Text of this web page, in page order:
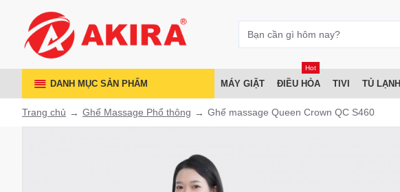
DANH MỤC SẢN PHẨM MÁY GIẶT ĐIỀU HÒA
Hot
TIVI TỦ LẠNH
Trang chủ Ghế Massage Phổ thông Ghế massage Queen Crown QC S460